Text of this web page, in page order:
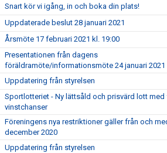
Snart kör vi igång, in och boka din plats!
Uppdaterade beslut 28 januari 2021
Årsmöte 17 februari 2021 kl. 19:00
Presentationen från dagens
föräldramöte/informationsmöte 24 januari 2021
Uppdatering från styrelsen
Sportlotteriet - Ny lättsåld och prisvärd lott med
vinstchanser
Föreningens nya restriktioner gäller från och
december 2020
Uppdatering från styrelsen